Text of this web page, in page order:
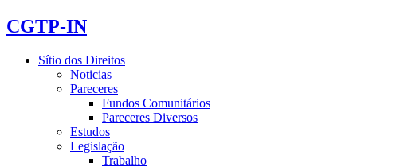
CGTP-IN
Sítio dos Direitos
Noticias
Pareceres
Fundos Comunitários
Pareceres Diversos
Estudos
Legislação
Trabalho